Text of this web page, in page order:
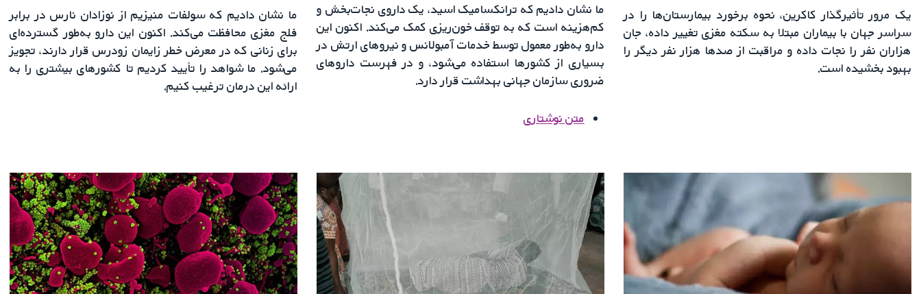
یک مرور تأثیرگذار کاکرین، نحوه برخورد بیمارستان‌ها را در
سراسر جهان با بیماران مبتلا به سکته مغزی تغییر داده، جان
هزاران نفر را نجات داده و مراقبت از صدها هزار نفر دیگر را
بهبود بخشیده است.
ما نشان دادیم که ترانکسامیک اسید، یک داروی نجات‌بخش و
کم‌هزینه است که به توقف خون‌ریزی کمک می‌کند. اکنون این
دارو به‌طور معمول توسط خدمات آمبولانس و نیروهای ارتش در
بسیاری از کشورها استفاده می‌شود، و در فهرست داروهای
ضروری سازمان جهانی بهداشت قرار دارد.
متن نوشتاری
ما نشان دادیم که سولفات منیزیم از نوزادان نارس در برابر
فلج مغزی محافظت می‌کند. اکنون این دارو به‌طور گسترده‌ای
برای زنانی که در معرض خطر زایمان زودرس قرار دارند، تجویز
می‌شود. ما شواهد را تأیید کردیم تا کشورهای بیشتری را به
ارائه این درمان ترغیب کنیم.